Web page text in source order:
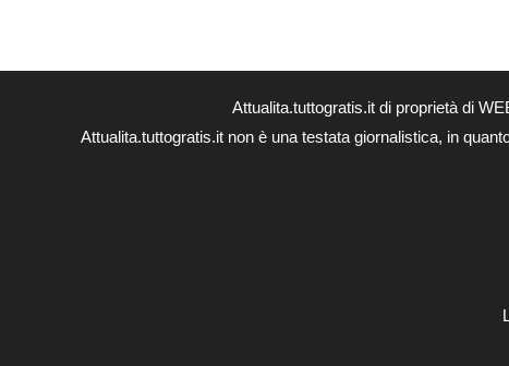
Attualita.tuttogratis.it di proprietà di
Attualita.tuttogratis.it non è una testata giornalistica, in